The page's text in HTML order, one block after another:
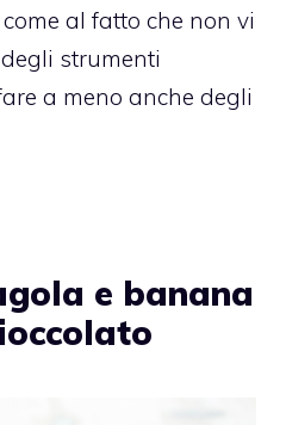
al fatto che non vi
strumenti
a meno anche degli
e banana